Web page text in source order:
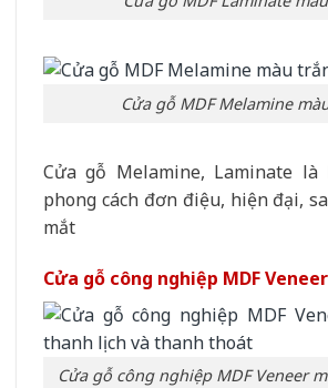
Cửa gỗ MDF Melamine
Cửa gỗ Melamine, Laminate là
phong cách đơn điệu, hiện đại,
mắt
Cửa gỗ công nghiệp MDF Veneer
Cửa gỗ công nghiệp MDF Veneer